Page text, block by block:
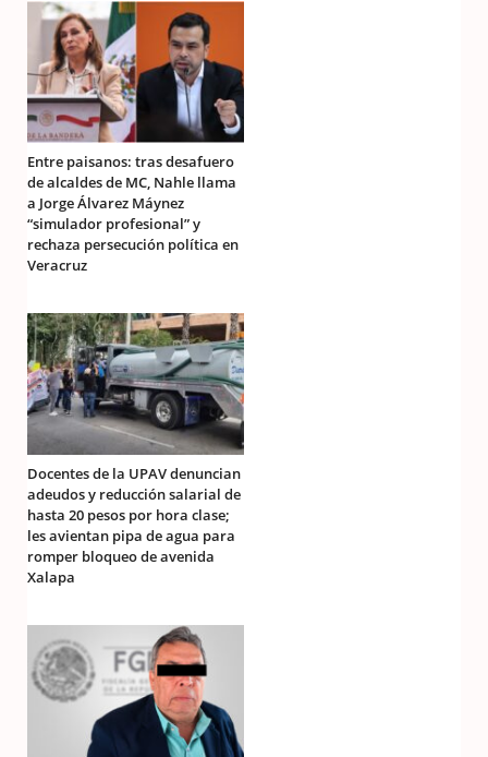
Entre paisanos: tras desafuero
de alcaldes de MC, Nahle llama
a Jorge Álvarez Máynez
“simulador profesional” y
rechaza persecución política en
Veracruz
Docentes de la UPAV denuncian
adeudos y reducción salarial de
hasta 20 pesos por hora clase;
les avientan pipa de agua para
romper bloqueo de avenida
Xalapa